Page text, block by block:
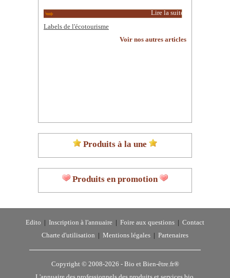
Lire la suite
Labels de l'écotourisme
Voir nos autres articles
Produits à la une
Produits en promotion
Edito Inscription à l'annuaire Foire aux questions
Contact
Charte d'utilisation
Mentions légales Partenaires
Copyright © 2008-2026 - Bio et Bien-être.fr®